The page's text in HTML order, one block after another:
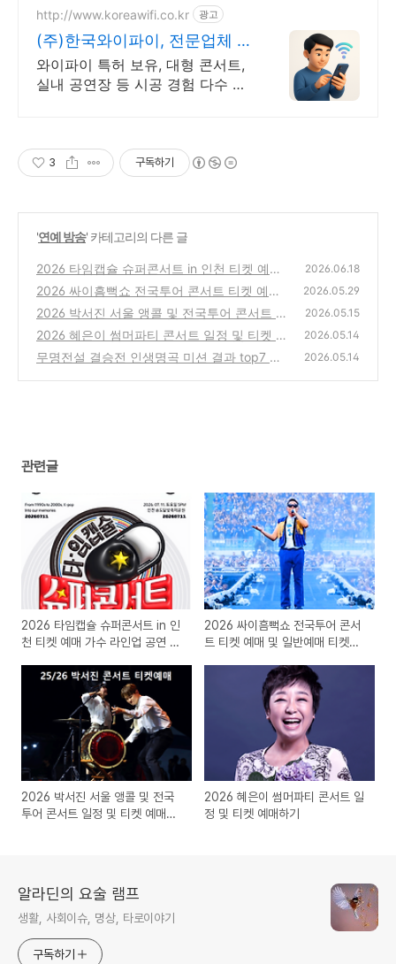
의 신규 상품 업로드
http://www.koreawifi.co.kr 광고
(주)한국와이파이, 전문업체 설
계및구축
와이파이 특허 보유, 대형 콘서트,
실내 공연장 등 시공 경험 다수 벤
3 구독하기
'연예 방송' 카테고리의 다른 글
2026 타임캡슐 슈퍼콘서트 in 인천 티켓 예매
가수 라인업 공연 일정
(0)
2026.06.18
2026 싸이흠뻑쇼 전국투어 콘서트 티켓 예매
및 일반예매 티켓팅 일정
(0)
2026.05.29
2026 박서진 서울 앵콜 및 전국투어 콘서트 일
정 및 티켓 예매방법
(0)
2026.05.15
2026 혜은이 썸머파티 콘서트 일정 및 티켓 예
매하기
(0)
2026.05.14
무명전설 결승전 인생명곡 미션 결과 top7 명
2026.05.14
관련글
2026 타임캡슐 슈퍼콘서트 in 인
천 티켓 예매 가수 라인업 공연 일
2026 싸이흠뻑쇼 전국투어 콘서
트 티켓 예매 및 일반예매 티켓팅
2026 박서진 서울 앵콜 및 전국
투어 콘서트 일정 및 티켓 예매방
2026 혜은이 썸머파티 콘서트 일
정 및 티켓 예매하기
알라딘의 요술 램프
생활, 사회이슈, 명상, 타로이야기
구독하기